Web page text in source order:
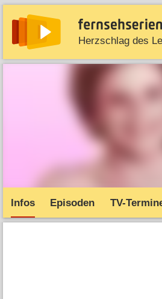
Herzschlag des
News Entdecken
Infos Episoden TV-